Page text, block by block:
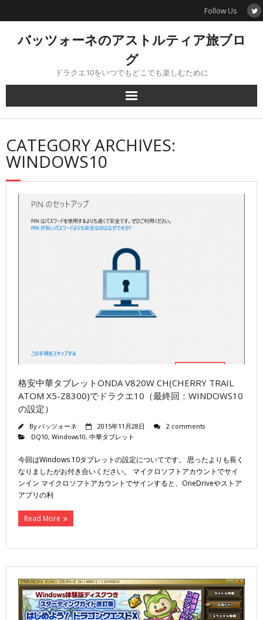
Follow Us
バッツォーネのアストルティア旅ブロ
グ
ドラクエ10をいつでもどこでも楽しむために
CATEGORY ARCHIVES:
WINDOWS10
格安中華タブレットONDA V820W CH(CHERRY TRAIL
ATOM X5-Z8300)でドラクエ10（最終回：WINDOWS10
の設定）
Byバッツォーネ 2015年11月28日
2 comments
DQ10, Windows10, 中華タブレット
今回はWindows 10タブレットの設定についてです。 思ったよりも長く
なりましたがお付き合いください。 マイクロソフトアカウントでサイ
ンイン マイクロソフトアカウントでサインすると、OneDriveやストア
アプリの利
Read More